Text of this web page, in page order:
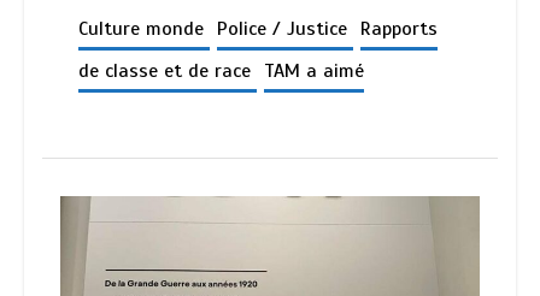
Culture monde Police / Justice Rapports
de classe et de race TAM a aimé